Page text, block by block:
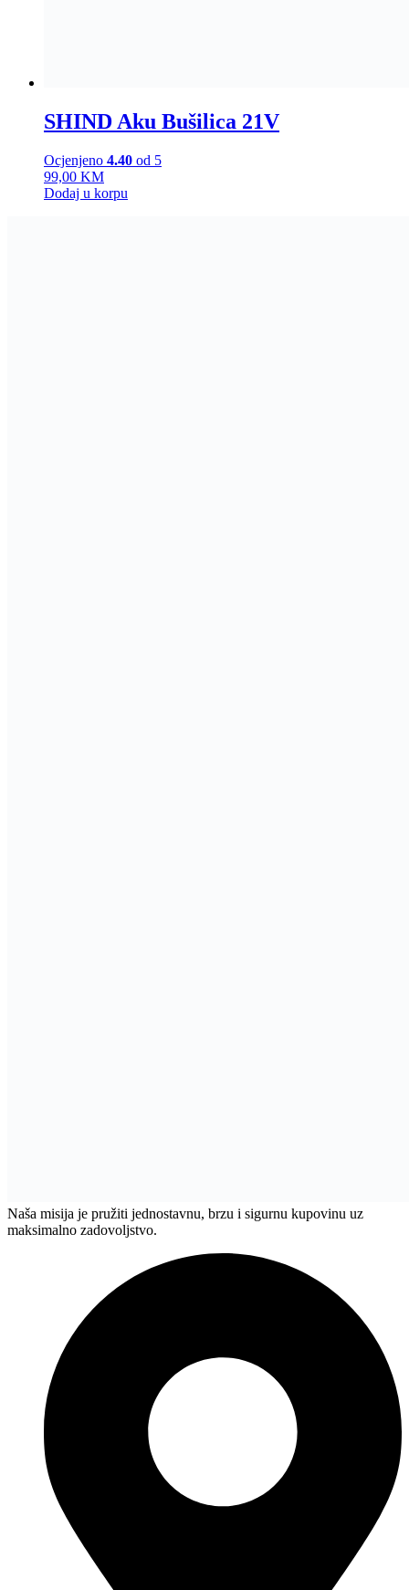
SHIND Aku Bušilica 21V
Ocjenjeno 4.40 od 5
99,00 KM
Dodaj u korpu
Naša misija je pružiti jednostavnu, brzu i sigurnu kupovinu uz
maksimalno zadovoljstvo.